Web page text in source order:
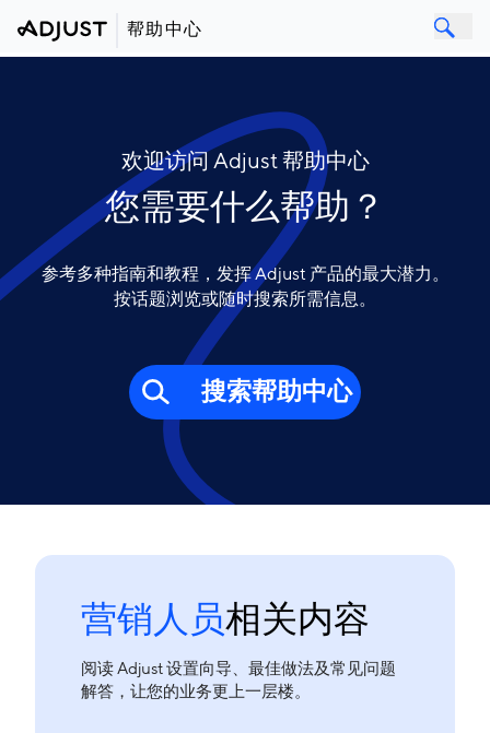
帮助中心
欢迎访问 Adjust 帮助中心
您需要什么帮助？
参考多种指南和教程，发挥 Adjust 产品的最大潜力。
按话题浏览或随时搜索所需信息。
搜索帮助中心
营销人员相关内容
阅读 Adjust 设置向导、最佳做法及常见问题
解答，让您的业务更上一层楼。